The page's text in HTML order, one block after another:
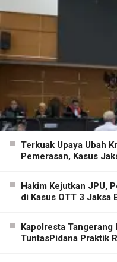
Terkuak Upaya Ubah
Pemerasan, Kasus
Hakim Kejutkan JPU,
di Kasus OTT 3 Jaksa
Kapolresta Tangerang
TuntasPidana Praktik